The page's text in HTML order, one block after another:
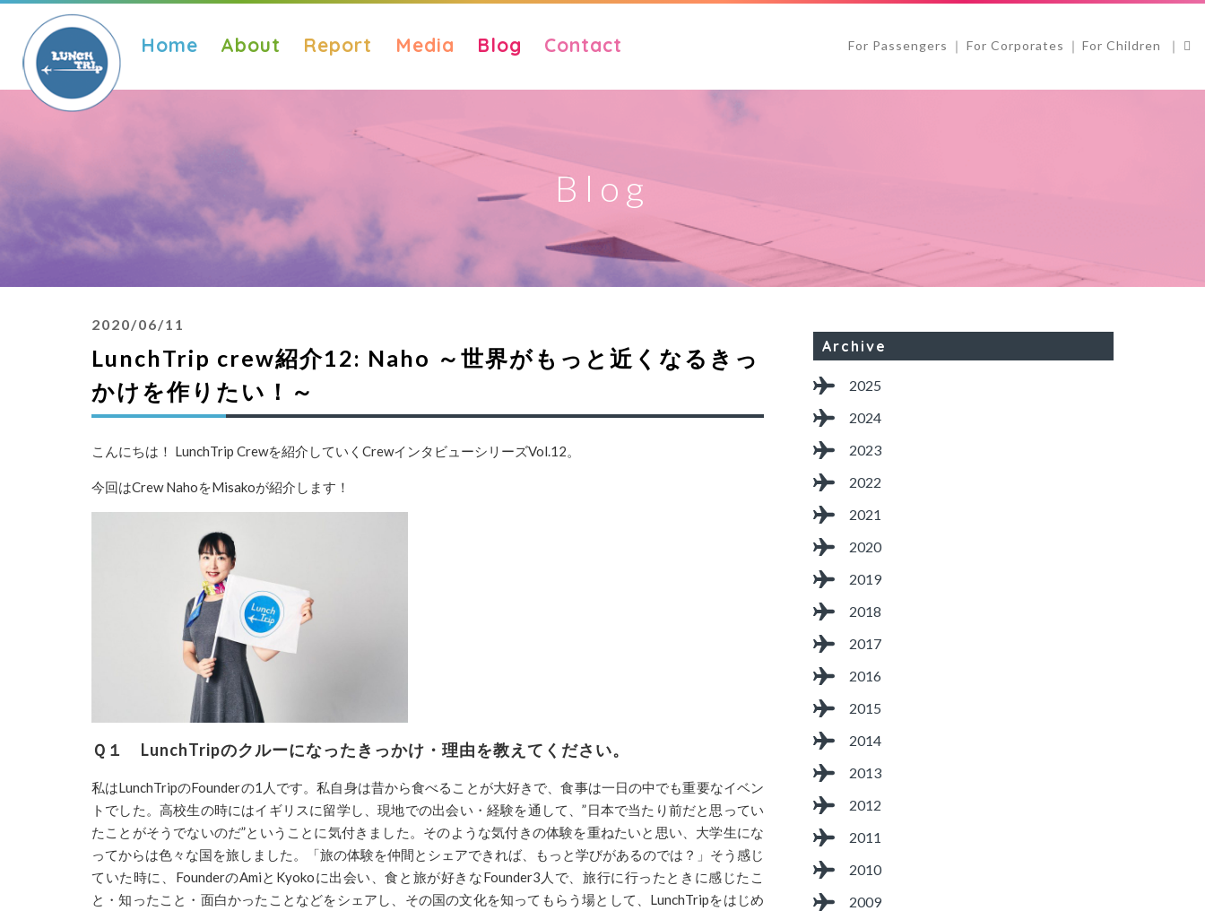
Home About Report Media Blog Contact For Passengers For Corporates For Children
Blog
2020/06/11
LunchTrip crew紹介12: Naho ～世界がもっと近くなるきっ
かけを作りたい！～
こんにちは！ LunchTrip Crewを紹介していくCrewインタビューシリーズVol.12。
今回はCrew NahoをMisakoが紹介します！
Ｑ１ LunchTripのクルーになったきっかけ・理由を教えてください。
私はLunchTripのFounderの1 人です。私自身は昔から食べることが大好きで、食事は一日の中でも重要なイベン
トでした。高校生の時にはイギリスに留学し、現地での出会い・経験を通して、”日本で当たり前だと思ってい
たことがそうでないのだ”ということに気付きました。そのような気付きの体験を重ねたいと思い、大学生にな
ってからは色々な国を旅しました。「旅の体験を仲間とシェアできれば、もっと学びがあるのでは？」そう感じ
ていた時に、 FounderのAmiと Kyokoに出会い 、食と旅が好きなFounder3 人で、旅行に行ったとき に感じたこ
と・知ったこと・面白かった ことなどをシェアし、その国の文化を知ってもらう場として、 LunchTripをはじめ
Archive
2025
2024
2023
2022
2021
2020
2019
2018
2017
2016
2015
2014
2013
2012
2011
2010
2009